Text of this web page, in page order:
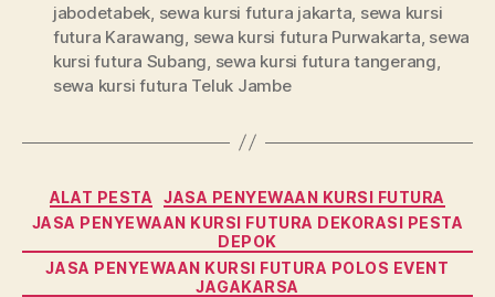
jabodetabek sewa kursi futura jakarta sewa kursi
futura Karawang sewa kursi futura Purwakarta sewa
kursi futura Subang sewa kursi futura tangerang
sewa kursi futura Teluk Jambe
Kategori
ALAT PESTA
JASA PENYEWAAN KURSI FUTURA
JASA PENYEWAAN KURSI FUTURA DEKORASI PESTA
DEPOK
JASA PENYEWAAN KURSI FUTURA POLOS EVENT
JAGAKARSA